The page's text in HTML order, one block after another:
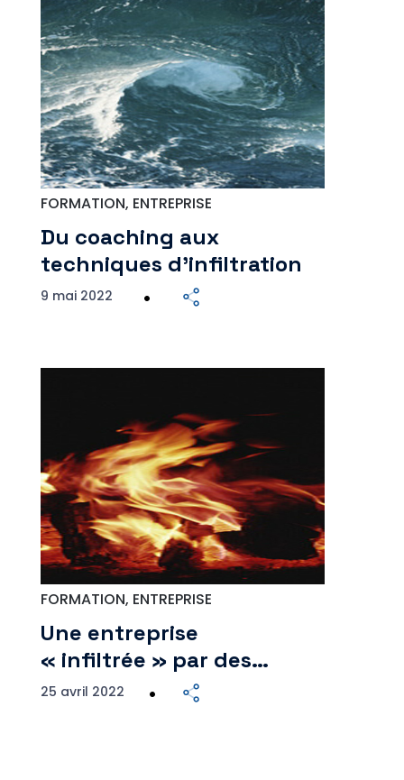
FORMATION, ENTREPRISE
Du coaching aux
techniques d’infiltration
9 mai 2022
FORMATION, ENTREPRISE
Une entreprise
« infiltrée » par des…
25 avril 2022